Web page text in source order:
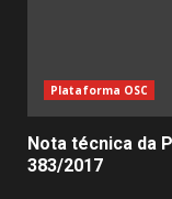
Plataforma OSC
Nota técnica da
383/2017